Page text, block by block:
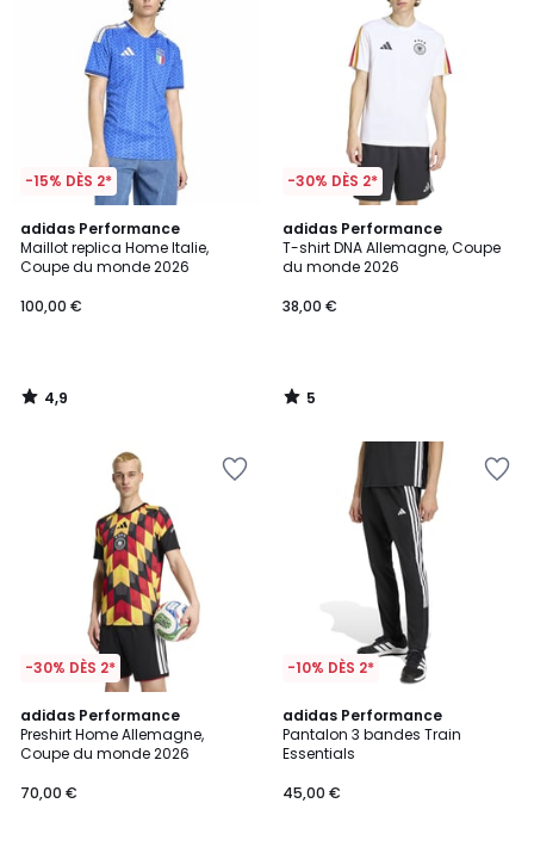
-15% DÈS 2*
adidas Performance
Maillot replica Home Italie,
Coupe du monde 2026
100,00 €
4,9
/ 5
4,9
/
-30% DÈS 2*
adidas Performance
T-shirt DNA Allemagne, Coupe
du monde 2026
38,00 €
5
/
5
5
/
-30% DÈS 2*
adidas Performance
Preshirt Home Allemagne,
Coupe du monde 2026
70,00 €
4,8
/ 5
-10% DÈS 2*
adidas Performance
Pantalon 3 bandes Train
Essentials
45,00 €
4,7
/ 5
2
Couleurs